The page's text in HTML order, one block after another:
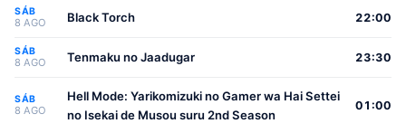
SÁB
8 AGO Black Torch 22:00
SÁB
8 AGO Tenmaku no Jaadugar 23:30
SÁB
8 AGO
Hell Mode: Yarikomizuki no Gamer wa Hai Settei
no Isekai de Musou suru 2nd Season
01:00